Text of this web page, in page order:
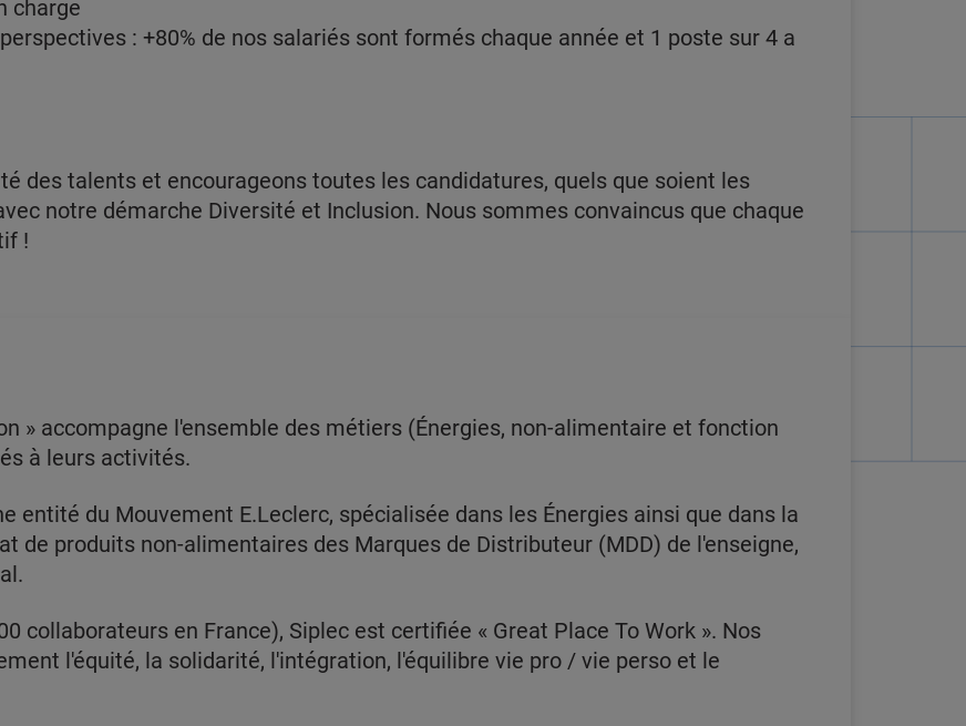
charge
: +80% de nos salariés sont formés chaque année et 1 poste sur 4 a
des talents et encourageons toutes les candidatures, quels que soient les
notre démarche Diversité et Inclusion. Nous sommes convaincus que chaque
!
» accompagne l'ensemble des métiers (Énergies, non-alimentaire et fonction
à leurs activités.
entité du Mouvement E.Leclerc, spécialisée dans les Énergies ainsi que dans la
de produits non-alimentaires des Marques de Distributeur (MDD) de l'enseigne,
collaborateurs en France), Siplec est certifiée « Great Place To Work ». Nos
l'équité, la solidarité, l'intégration, l'équilibre vie pro / vie perso et le